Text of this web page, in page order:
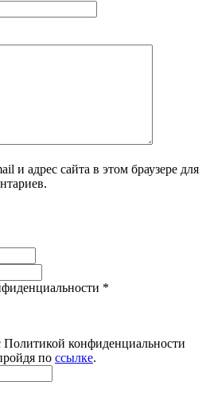
и адрес сайта в этом браузере для
*
Политикой конфиденциальности
по ссылке.